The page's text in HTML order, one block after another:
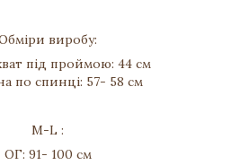
виробу:
під проймою: 44 см
по спинці: 57- 58 см
M-L :
ОГ: 91- 100 см